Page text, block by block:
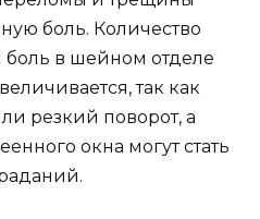
боль. Количество
в шейном отделе
так как
резкий поворот, а
окна могут стать